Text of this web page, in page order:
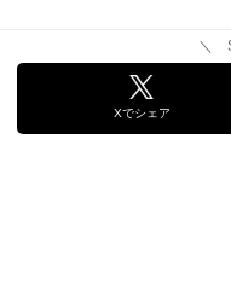
＼
Xでシェア